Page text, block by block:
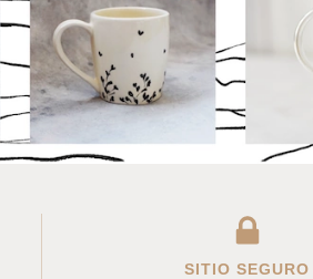
SITIO SEGURO